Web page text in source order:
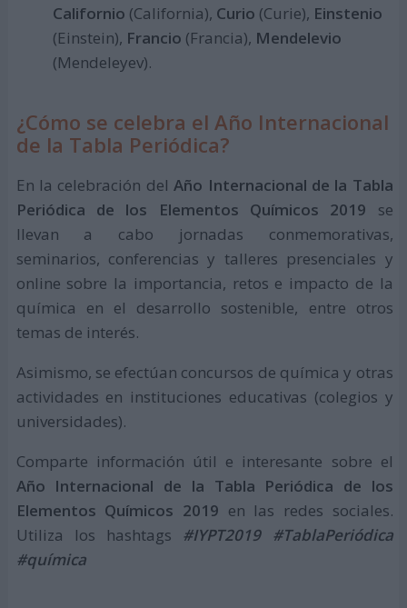
Californio (California), Curio (Curie), Einstenio
(Einstein), Francio (Francia), Mendelevio
(Mendeleyev).
¿Cómo se celebra el Año Internacional
de la Tabla Periódica?
En la celebración delAño Internacional de la Tabla
Periódica de los Elementos Químicos 2019 se
llevan a cabo jornadas conmemorativas,
seminarios, conferencias y talleres presenciales y
online sobre la importancia, retos e impacto de la
química en el desarrollo sostenible, entre otros
temas de interés.
Asimismo, se efectúan concursos de química y otras
actividades en instituciones educativas (colegios y
universidades).
Comparte información útil e interesante sobre el
Año Internacional de la Tabla Periódica de los
Elementos Químicos 2019 en las redes sociales.
Utiliza los hashtags #IYPT2019 #TablaPeriódica
#química